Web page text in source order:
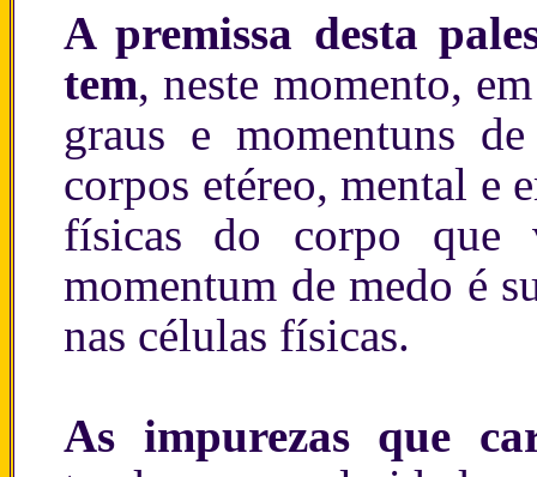
A premissa desta
tem, neste momento,
graus e momentuns
corpos etéreo, mental e
físicas do corpo que
momentum de medo é
nas células físicas.
As impurezas que